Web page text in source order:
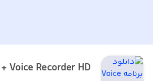
Voice Recorder HD +